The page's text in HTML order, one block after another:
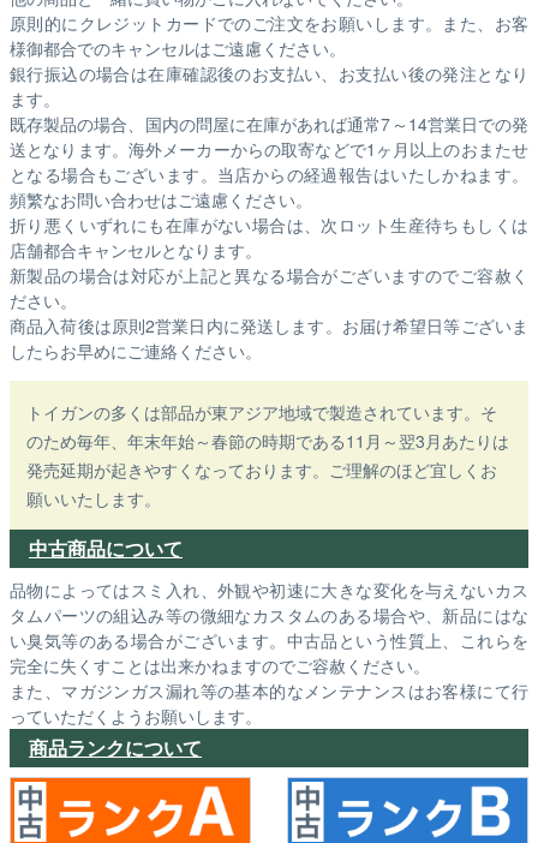
原則的にクレジットカードでのご注文をお願いします。また、お客
様御都合でのキャンセルはご遠慮ください。
銀行振込の場合は在庫確認後のお支払い、お支払い後の発注となり
ます。
既存製品の場合、国内の問屋に在庫があれば通常7～14営業日での発
送となります。海外メーカーからの取寄などで1ヶ月以上のおまたせ
となる場合もございます。 当店からの経過報告はいたしかねます。
頻繁なお問い合わせはご遠慮ください。
折り悪くいずれにも在庫がない場合は、次ロット生産待ちもしくは
店舗都合キャンセルとなります。
新製品の場合は対応が上記と異なる場合がございますのでご容赦く
ださい。
商品入荷後は原則2営業日内に発送します。お届け希望日等ございま
したらお早めにご連絡ください。
トイガンの多くは部品が東アジア地域で製造されています。そ
のため毎年、年末年始～春節の時期である11月～翌3月あたりは
発売延期が起きやすくなっております。ご理解のほど宜しくお
願いいたします。
中古商品について
品物によってはスミ入れ、外観や初速に大きな変化を与えないカス
タムパーツの組込み等の微細なカスタムのある場合や、新品にはな
い臭気等のある場合がございます。中古品という性質上、これらを
完全に失くすことは出来かねますのでご容赦ください。
また、マガジンガス漏れ等の基本的なメンテナンスはお客様にて行
っていただくようお願いします。
商品ランクについて